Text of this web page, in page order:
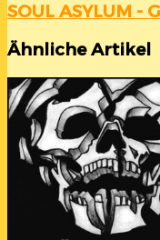
SOUL ASYLUM -
Ähnliche Artikel